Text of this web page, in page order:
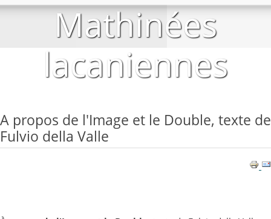
Mathinées
lacaniennes
A propos de l'Image et le Double, texte de
Fulvio della Valle